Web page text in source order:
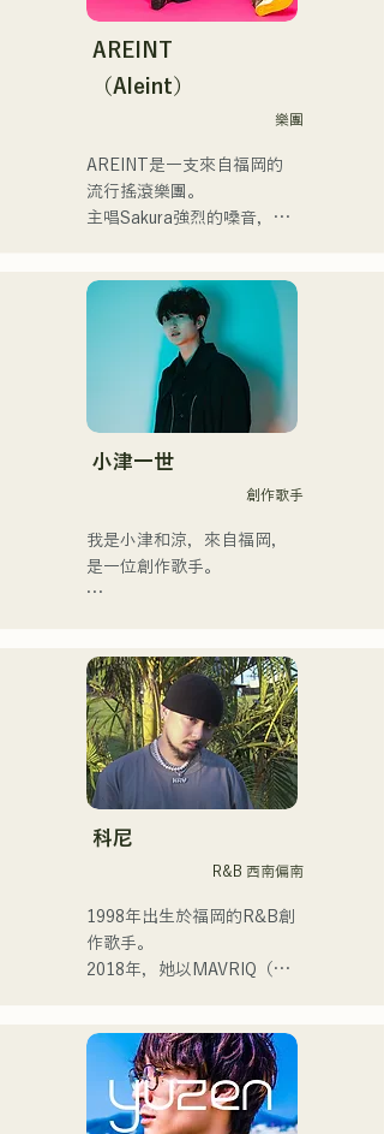
ント、地域イベント、
summit)、福岡市武道館オー
プニング記念イベント,結婚
す。
アーティストの日本人父と
アメリカ人母から生まれた
催。
吧！
AREINT
（Aleint）
樂團
AREINT是一支來自福岡的
流行搖滾樂團。
主唱Sakura強烈的嗓音，與
合，共同創造出一種既引人
入勝又熟悉的搖滾樂，這就
是AREINT的獨特之處。
他們的歌曲《Remember
Me》被選為「KBC Radio
Hawks Live 2024」的片頭
曲。
小津一世
創作歌手
我是小津和涼，來自福岡，
是一位創作歌手。
中表演！
我從小就熱愛音樂。
進入高中後，我開始在眾人
面前唱歌，並決定成為一名
歌手。
生共鳴的音樂。
・榮獲2022年度
將於2024年擔任KBC Radio
的片頭曲。
我預計在2024年12月24日在
科尼
R&B 西南偏南
1998年出生於福岡的R&B創
作歌手。
2018年，她以MAVRIQ（原
音樂生涯。
2022年，她以Kønny為藝名
開始個人活動。
她融合了自童年時代便深受